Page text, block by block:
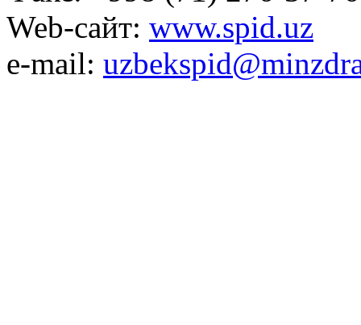
Web-сайт: www.spid.uz
e-mail: